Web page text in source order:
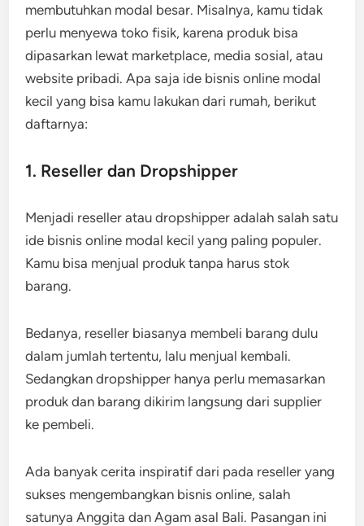
membutuhkan modal besar. Misalnya, kamu tidak
perlu menyewa toko fisik, karena produk bisa
dipasarkan lewat marketplace, media sosial, atau
website pribadi. Apa saja ide bisnis online modal
kecil yang bisa kamu lakukan dari rumah, berikut
daftarnya:
1. Reseller dan Dropshipper
Menjadi reseller atau dropshipper adalah salah satu
ide bisnis online modal kecil yang paling populer.
Kamu bisa menjual produk tanpa harus stok
barang.
Bedanya, reseller biasanya membeli barang dulu
dalam jumlah tertentu, lalu menjual kembali.
Sedangkan dropshipper hanya perlu memasarkan
produk dan barang dikirim langsung dari supplier
ke pembeli.
Ada banyak cerita inspiratif dari pada reseller yang
sukses mengembangkan bisnis online, salah
satunya Anggita dan Agam asal Bali. Pasangan ini